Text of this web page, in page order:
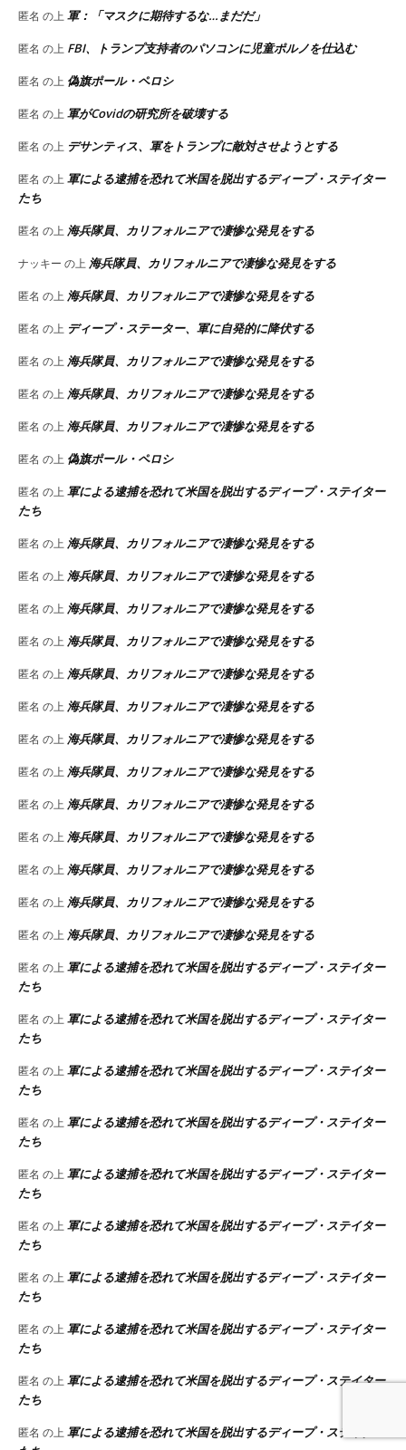
匿名 の上 軍：「マスクに期待するな…まだだ」
匿名 の上 FBI、トランプ支持者のパソコンに児童ポルノを仕込む
匿名 の上 偽旗ポール・ペロシ
匿名 の上 軍がCovidの研究所を破壊する
匿名 の上 デサンティス、軍をトランプに敵対させようとする
匿名 の上 軍による逮捕を恐れて米国を脱出するディープ・ステイター
たち
匿名 の上 海兵隊員、カリフォルニアで凄惨な発見をする
ナッキー の上 海兵隊員、カリフォルニアで凄惨な発見をする
匿名 の上 海兵隊員、カリフォルニアで凄惨な発見をする
匿名 の上 ディープ・ステーター、軍に自発的に降伏する
匿名 の上 海兵隊員、カリフォルニアで凄惨な発見をする
匿名 の上 海兵隊員、カリフォルニアで凄惨な発見をする
匿名 の上 海兵隊員、カリフォルニアで凄惨な発見をする
匿名 の上 偽旗ポール・ペロシ
匿名 の上 軍による逮捕を恐れて米国を脱出するディープ・ステイター
たち
匿名 の上 海兵隊員、カリフォルニアで凄惨な発見をする
匿名 の上 海兵隊員、カリフォルニアで凄惨な発見をする
匿名 の上 海兵隊員、カリフォルニアで凄惨な発見をする
匿名 の上 海兵隊員、カリフォルニアで凄惨な発見をする
匿名 の上 海兵隊員、カリフォルニアで凄惨な発見をする
匿名 の上 海兵隊員、カリフォルニアで凄惨な発見をする
匿名 の上 海兵隊員、カリフォルニアで凄惨な発見をする
匿名 の上 海兵隊員、カリフォルニアで凄惨な発見をする
匿名 の上 海兵隊員、カリフォルニアで凄惨な発見をする
匿名 の上 海兵隊員、カリフォルニアで凄惨な発見をする
匿名 の上 海兵隊員、カリフォルニアで凄惨な発見をする
匿名 の上 海兵隊員、カリフォルニアで凄惨な発見をする
匿名 の上 海兵隊員、カリフォルニアで凄惨な発見をする
匿名 の上 軍による逮捕を恐れて米国を脱出するディープ・ステイター
たち
匿名 の上 軍による逮捕を恐れて米国を脱出するディープ・ステイター
たち
匿名 の上 軍による逮捕を恐れて米国を脱出するディープ・ステイター
たち
匿名 の上 軍による逮捕を恐れて米国を脱出するディープ・ステイター
たち
匿名 の上 軍による逮捕を恐れて米国を脱出するディープ・ステイター
たち
匿名 の上 軍による逮捕を恐れて米国を脱出するディープ・ステイター
たち
匿名 の上 軍による逮捕を恐れて米国を脱出するディープ・ステイター
たち
匿名 の上 軍による逮捕を恐れて米国を脱出するディープ・ステイター
たち
匿名 の上 軍による逮捕を恐れて米国を脱出するディープ・ステイター
たち
匿名 の上 軍による逮捕を恐れて米国を脱出するディープ・ステイター